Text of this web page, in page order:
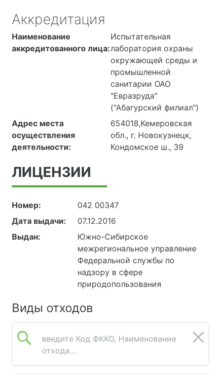
Аккредитация
Наименование
аккредитованного лица:
Испытательная
лаборатория охраны
окружающей среды и
промышленной
санитарии ОАО
"Евразруда"
("Абагурский филиал")
Адрес места
осуществления
деятельности:
654018,Кемеровская
обл., г. Новокузнецк,
Кондомское ш., 39
ЛИЦЕНЗИИ
Номер:
042 00347
Дата выдачи:
07.12.2016
Выдан:
Южно-Сибирское
межрегиональное управление
Федеральной службы по
надзору в сфере
природопользования
Виды отходов
введите Код ФККО, Наименование
отхода...